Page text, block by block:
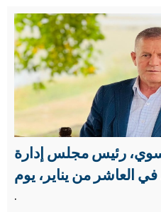
رئيس مجلس إدارة
العاشر من يناير، يوم
الصحفيين العاملين
.